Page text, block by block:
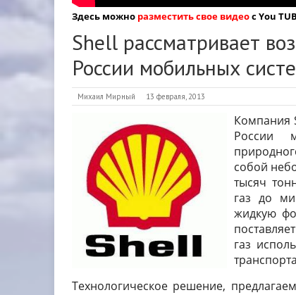
Здесь можно разместить свое видеос You
Shell рассматривает
России мобильных
Михаил Мирный 13 февраля, 2013
Компания
России
собой
тысяч
газ до
жидкую
газ
Технологическое решение,